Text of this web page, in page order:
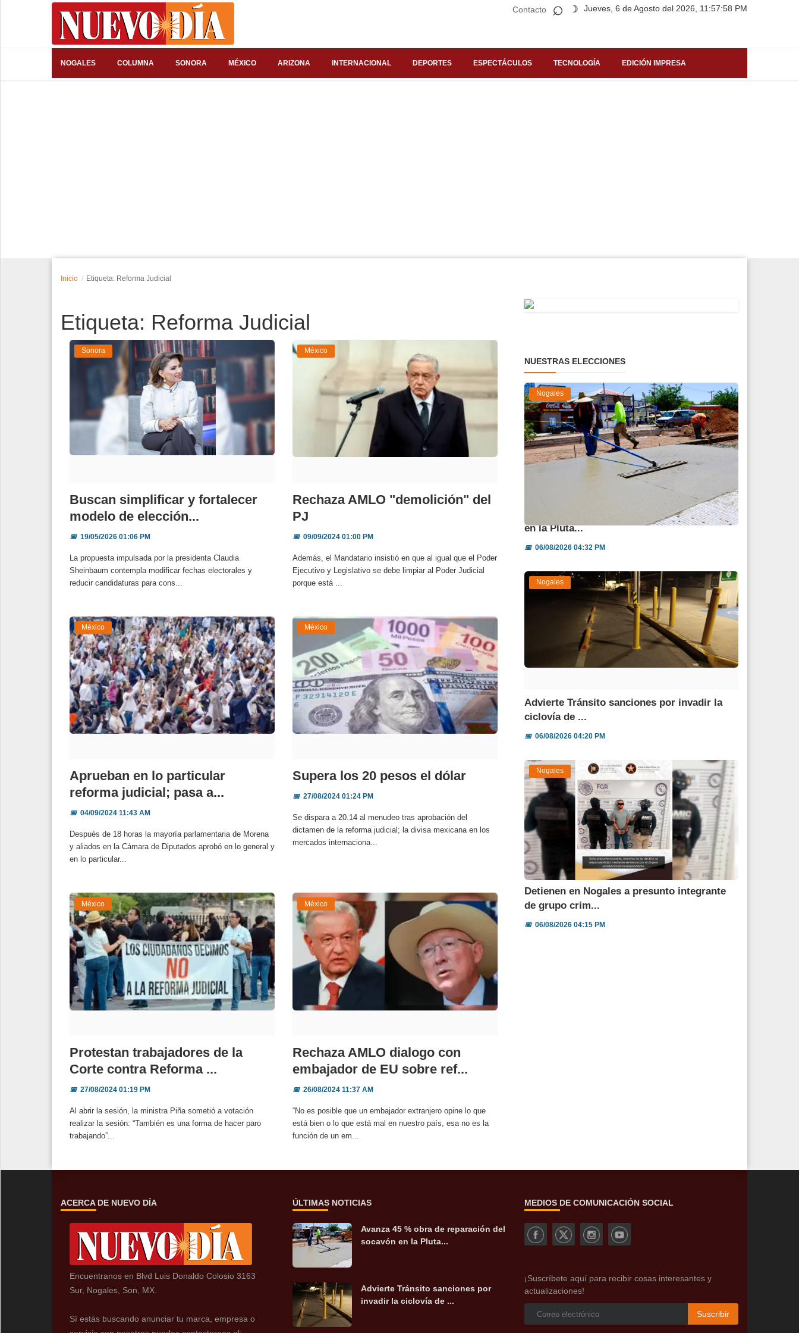
Contacto Jueves, 6 de Agosto del 2026, 11:57:58 PM
⌕ ☽
NOGALES COLUMNA SONORA MÉXICO ARIZONA INTERNACIONAL DEPORTES ESPECTÁCULOS TECNOLOGÍA EDICIÓN IMPRESA
Inicio Etiqueta: Reforma Judicial
Etiqueta: Reforma Judicial
Sonora
Buscan simplificar y fortalecer
modelo de elección...
📅19/05/2026 01:06 PM
La propuesta impulsada por la presidenta Claudia
Sheinbaum contempla modificar fechas electorales y
reducir candidaturas para cons...
México
Rechaza AMLO "demolición" del
PJ
📅09/09/2024 01:00 PM
Además, el Mandatario insistió en que al igual que el Poder
Ejecutivo y Legislativo se debe limpiar al Poder Judicial
porque está ...
México
Aprueban en lo particular
reforma judicial; pasa a...
📅04/09/2024 11:43 AM
Después de 18 horas la mayoría parlamentaria de Morena
y aliados en la Cámara de Diputados aprobó en lo general y
en lo particular...
México
Supera los 20 pesos el dólar
📅27/08/2024 01:24 PM
Se dispara a 20.14 al menudeo tras aprobación del
dictamen de la reforma judicial; la divisa mexicana en los
mercados internaciona...
México
Protestan trabajadores de la
Corte contra Reforma ...
📅27/08/2024 01:19 PM
Al abrir la sesión, la ministra Piña sometió a votación
realizar la sesión: “También es una forma de hacer paro
trabajando”...
México
Rechaza AMLO dialogo con
embajador de EU sobre ref...
📅26/08/2024 11:37 AM
“No es posible que un embajador extranjero opine lo que
está bien o lo que está mal en nuestro país, esa no es la
función de un em...
NUESTRAS ELECCIONES
Nogales
Avanza 45 % obra de reparación del socavón
en la Pluta...
📅06/08/2026 04:32 PM
Nogales
Advierte Tránsito sanciones por invadir la
ciclovía de ...
📅06/08/2026 04:20 PM
Nogales
Detienen en Nogales a presunto integrante
de grupo crim...
📅06/08/2026 04:15 PM
ACERCA DE NUEVO DÍA
Encuentranos en Blvd Luis Donaldo Colosio 3163
Sur, Nogales, Son, MX.
Sí estás buscando anunciar tu marca, empresa o
ÚLTIMAS NOTICIAS
Avanza 45 % obra de reparación del
socavón en la Pluta...
Advierte Tránsito sanciones por
invadir la ciclovía de ...
MEDIOS DE COMUNICACIÓN SOCIAL
¡Suscríbete aquí para recibir cosas interesantes y
actualizaciones!
Suscribir